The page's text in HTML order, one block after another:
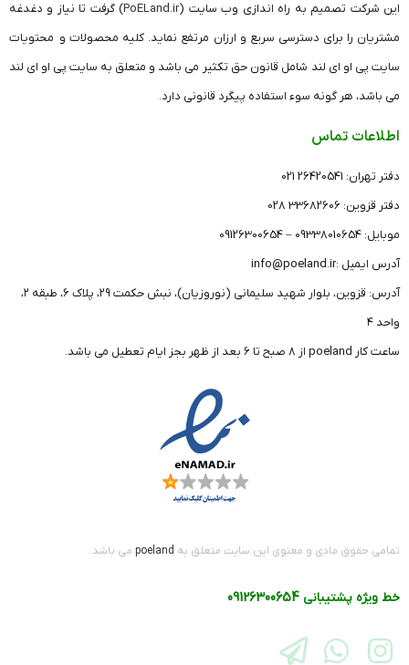
این شرکت تصمیم به راه اندازی وب سایت (PoELand.ir) گرفت تا نیاز و دغدغه
مشتریان را برای دسترسی سریع و ارزان مرتفع نماید. کلیه محصولات و محتویات
سایت پی او ای لند شامل قانون حق تکثیر می باشد و متعلق به سایت پی او ای لند
می باشد، هر گونه سوء استفاده پیگرد قانونی دارد.
اطلاعات تماس
دفتر تهران: 26420541 021
دفتر قزوین: 33682606 028
موبایل: 09338010654 – 09126300654
آدرس ایمیل :info@poeland.ir
آدرس: قزوین، بلوار شهید سلیمانی (نوروزیان)، نبش حکمت ۲۹، پلاک ۶، طبقه ۲،
واحد ۴
ساعت کار poeland از 8 صبح تا 6 بعد از ظهر بجز ایام تعطیل می باشد.
تمامی حقوق مادی و معنوی این سایت متعلق به poeland می باشد.
خط ویژه پشتیبانی 09126300654